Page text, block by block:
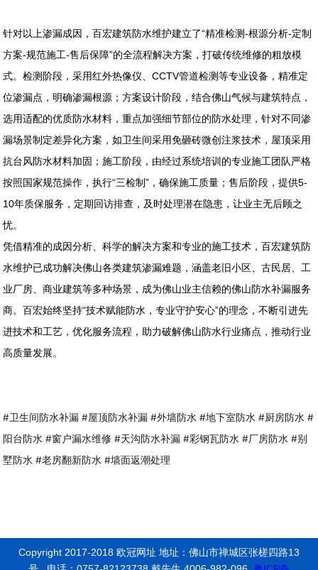
针对以上渗漏成因，百宏建筑防水维护建立了“精准检测-根源分析-定制
方案-规范施工-售后保障”的全流程解决方案，打破传统维修的粗放模
式。检测阶段，采用红外热像仪、CCTV管道检测等专业设备，精准定
位渗漏点，明确渗漏根源；方案设计阶段，结合佛山气候与建筑特点，
选用适配的优质防水材料，重点加强细节部位的防水处理，针对不同渗
漏场景制定差异化方案，如卫生间采用免砸砖微创注浆技术，屋顶采用
抗台风防水材料加固；施工阶段，由经过系统培训的专业施工团队严格
按照国家规范操作，执行“三检制”，确保施工质量；售后阶段，提供5-
10年质保服务，定期回访排查，及时处理潜在隐患，让业主无后顾之
忧。
凭借精准的成因分析、科学的解决方案和专业的施工技术，百宏建筑防
水维护已成功解决佛山各类建筑渗漏难题，涵盖老旧小区、古民居、工
业厂房、商业建筑等多种场景，成为佛山业主信赖的佛山防水补漏服务
商。百宏始终坚持“技术赋能防水，专业守护安心”的理念，不断引进先
进技术和工艺，优化服务流程，助力破解佛山防水行业痛点，推动行业
高质量发展。
#卫生间防水补漏 #屋顶防水补漏 #外墙防水 #地下室防水 #厨房防水 #
阳台防水 #窗户漏水维修 #天沟防水补漏 #彩钢瓦防水 #厂房防水 #别
墅防水 #老房翻新防水 #墙面返潮处理
Copyright 2017-2018 欧冠网址 地址：佛山市禅城区张槎四路13